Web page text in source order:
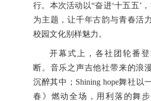
行。本次活动以“奋进‘十五五’
为主题，让千年古韵与青春活
校园文化别样魅力。
开幕式上，各社团轮番
断。音乐之声吉他社带来的浪
沉醉其中；Shining hope舞社以
春》燃动全场，用利落的舞